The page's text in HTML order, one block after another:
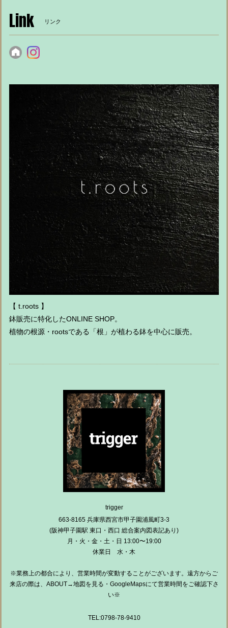
Link リンク
【 t.roots 】
鉢販売に特化したONLINE SHOP。
植物の根源・rootsである「根」が植わる鉢を中心に販売。
trigger
663-8165 兵庫県西宮市甲子園浦風町3-3
(阪神甲子園駅 東口・西口 総合案内図表記あり)
月・火・金・土・日 13:00〜19:00
休業日 水・木
※業務上の都合により、営業時間が変動することがございます。遠方からご
来店の際は、ABOUT→地図を見る・GoogleMapsにて営業時間をご確認下さ
い※
TEL:0798-78-9410